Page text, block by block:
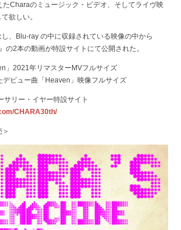
たCharaのミュージック・ビデオ、そしてライヴ映
欲しい。
、Blu-ray の中に収録されている映像の中から
の2本の動画が特設サイトにて公開された。
」2021年リマスターMVフルサイズ
デビュー曲「Heaven」映像フルサイズ
サリー・イヤー特設サイト
CHARA30th/